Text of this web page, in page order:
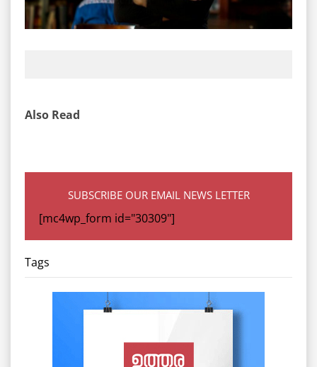
Also Read
SUBSCRIBE OUR EMAIL NEWS LETTER
[mc4wp_form id="30309"]
Tags